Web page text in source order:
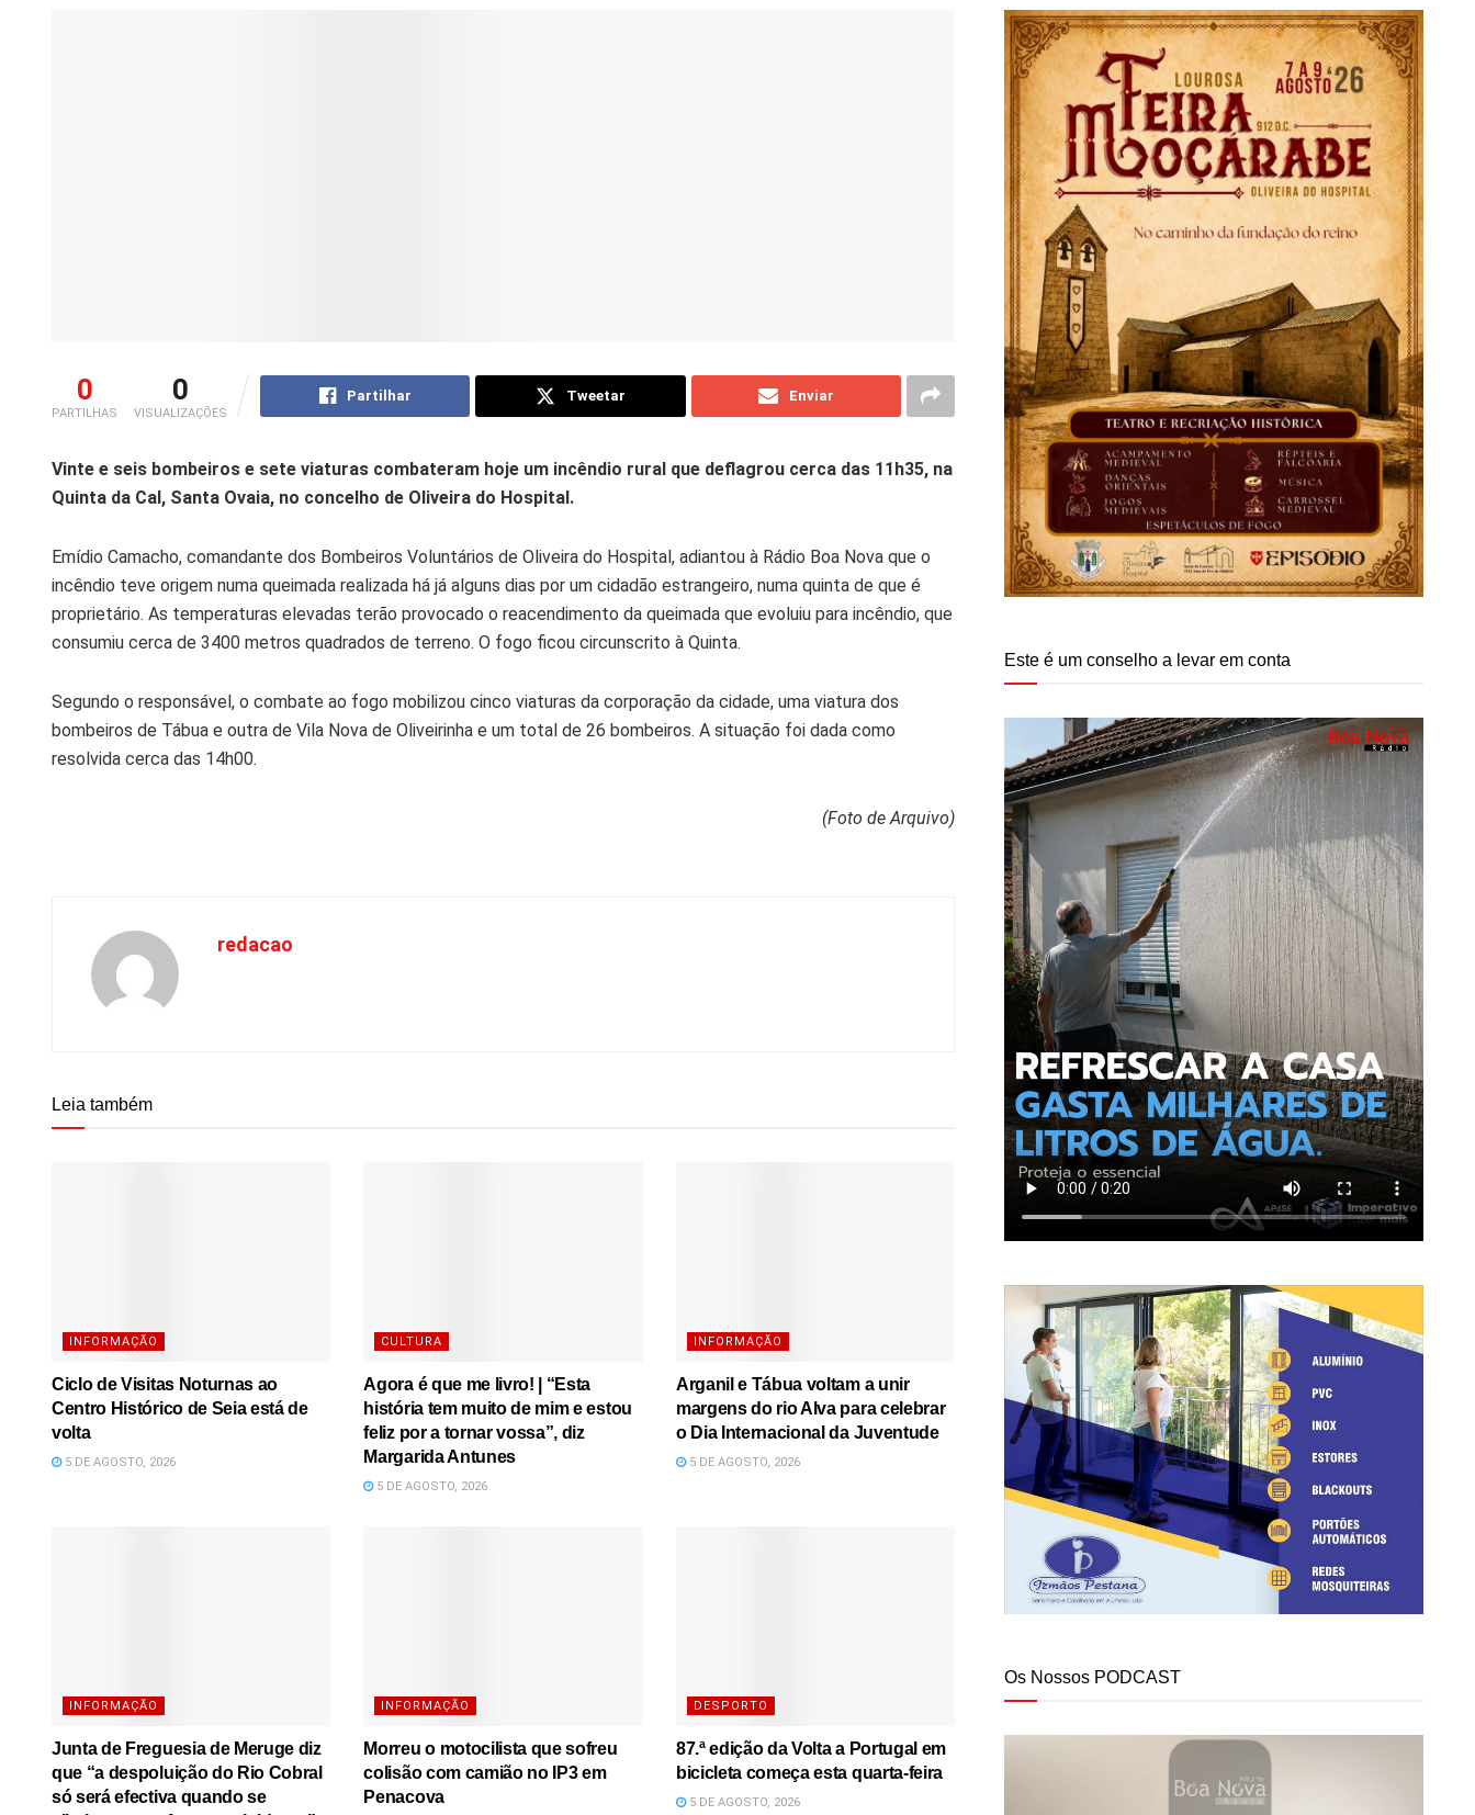
0
PARTILHAS
0
VISUALIZAÇÕES
Partilhar Tweetar Enviar
Vinte e seis bombeiros e sete viaturas combateram hoje um incêndio rural que deflagrou cerca das 11h35, na
Quinta da Cal, Santa Ovaia, no concelho de Oliveira do Hospital.
Emídio Camacho, comandante dos Bombeiros Voluntários de Oliveira do Hospital, adiantou à Rádio Boa Nova que o
incêndio teve origem numa queimada realizada há já alguns dias por um cidadão estrangeiro, numa quinta de que é
proprietário. As temperaturas elevadas terão provocado o reacendimento da queimada que evoluiu para incêndio, que
consumiu cerca de 3400 metros quadrados de terreno. O fogo ficou circunscrito à Quinta.
Segundo o responsável, o combate ao fogo mobilizou cinco viaturas da corporação da cidade, uma viatura dos
bombeiros de Tábua e outra de Vila Nova de Oliveirinha e um total de 26 bombeiros. A situação foi dada como
resolvida cerca das 14h00.
(Foto de Arquivo)
redacao
Leia também
INFORMAÇÃO
Ciclo de Visitas Noturnas ao
Centro Histórico de Seia está de
volta
5 DE AGOSTO, 2026
CULTURA
Agora é que me livro! | “Esta
história tem muito de mim e estou
feliz por a tornar vossa”, diz
Margarida Antunes
5 DE AGOSTO, 2026
INFORMAÇÃO
Arganil e Tábua voltam a unir
margens do rio Alva para celebrar
o Dia Internacional da Juventude
5 DE AGOSTO, 2026
INFORMAÇÃO
Junta de Freguesia de Meruge diz
que “a despoluição do Rio Cobral
só será efectiva quando se
INFORMAÇÃO
Morreu o motocilista que sofreu
colisão com camião no IP3 em
Penacova
DESPORTO
87.ª edição da Volta a Portugal em
bicicleta começa esta quarta-feira
5 DE AGOSTO, 2026
Este é um conselho a levar em conta
Os Nossos PODCAST